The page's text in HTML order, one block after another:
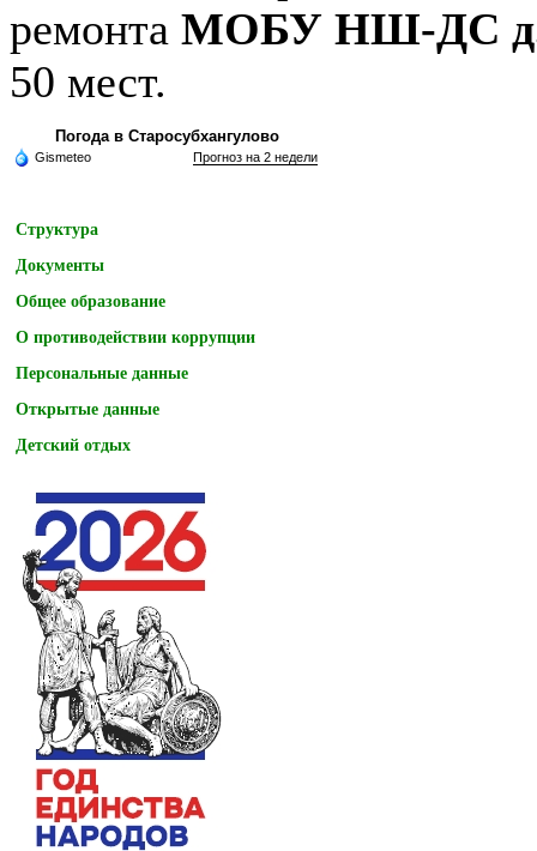
ремонта МОБУ НШ-ДС
50 мест.
Погода в Старосубхангулово
Gismeteo Прогноз на 2 недели
Структура
Документы
Общее образование
О противодействии коррупции
Персональные данные
Открытые данные
Детский отдых